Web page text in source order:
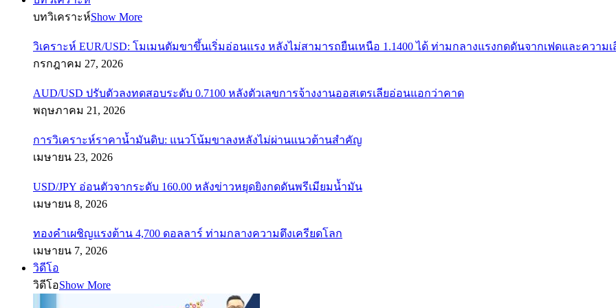
บทวิเคราะห์Show More
วิเคราะห์ EUR/USD: โมเมนตัมขาขึ้นเริ่มอ่อนแรง หลังไม่สามารถยืนเหนือ 1.1400 ได้ ท่ามกลางแรงกดดันจากเฟดและความ
กรกฎาคม 27, 2026
AUD/USD ปรับตัวลงทดสอบระดับ 0.7100 หลังตัวเลขการจ้างงานออสเตรเลียอ่อนแอกว่าคาด
พฤษภาคม 21, 2026
การวิเคราะห์ราคาน้ำมันดิบ: แนวโน้มขาลงหลังไม่ผ่านแนวต้านสำคัญ
เมษายน 23, 2026
USD/JPY อ่อนตัวจากระดับ 160.00 หลังข่าวหยุดยิงกดดันพรีเมียมน้ำมัน
เมษายน 8, 2026
ทองคำเผชิญแรงต้าน 4,700 ดอลลาร์ ท่ามกลางความตึงเครียดโลก
เมษายน 7, 2026
วิดีโอ
วิดีโอShow More